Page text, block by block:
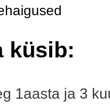
küsib:
1aasta ja 3